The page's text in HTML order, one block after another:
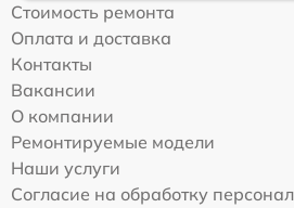
Стоимость ремонта
Оплата и доставка
Контакты
Вакансии
О компании
Ремонтируемые модели
Наши услуги
Согласие на обработку